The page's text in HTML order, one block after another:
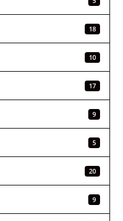
18
10
17
9
5
20
9